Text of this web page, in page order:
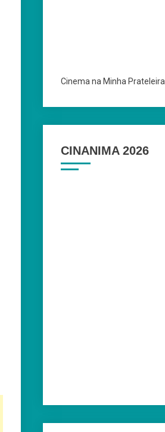
Cinema na Minha Prateleira
CINANIMA 2026